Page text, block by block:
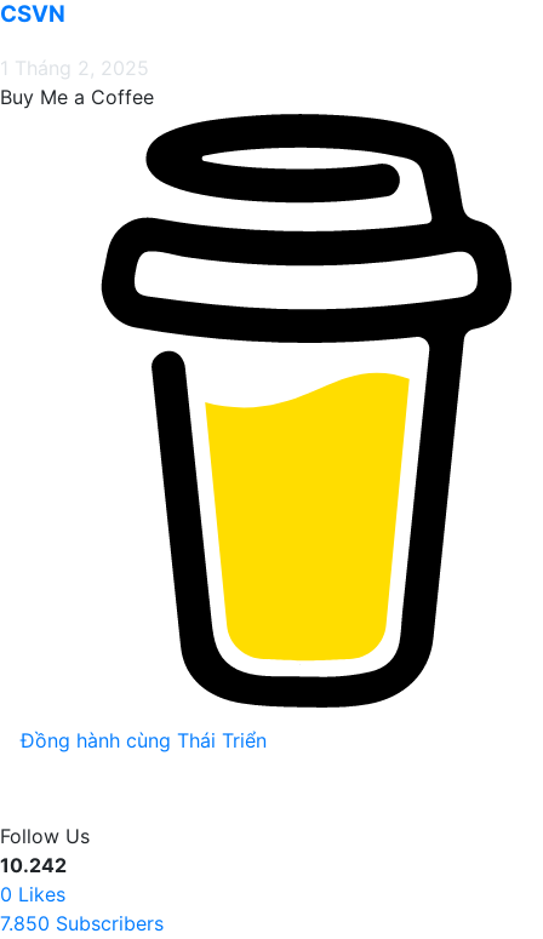
CSVN
1 Tháng 2, 2025
Buy Me a Coffee
Đồng hành cùng Thái Triển
Follow Us
10.242
0 Likes
7.850 Subscribers